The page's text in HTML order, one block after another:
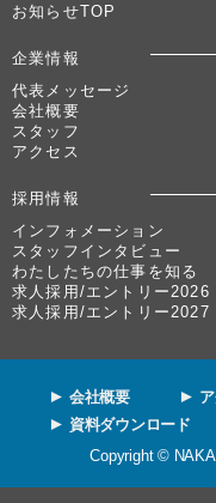
お知らせTOP
企業情報
代表メッセージ
会社概要
スタッフ
アクセス
採用情報
インフォメーション
スタッフインタビュー
わたしたちの仕事を知る
求人採用/エントリー2026
求人採用/エントリー2027
会社概要
資料ダウンロード
Copyright ©